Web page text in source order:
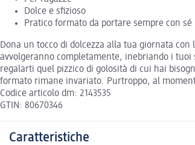
Dolce e sfizioso
Pratico formato da portare sempre con sé
Dona un tocco di dolcezza alla tua giornata
avvolgeranno completamente, inebriando i tuoi
regalarti quel pizzico di golosità di cui hai
formato rimane invariato. Purtroppo, al
Codice articolo dm: 2143535
GTIN: 80670346
Caratteristiche